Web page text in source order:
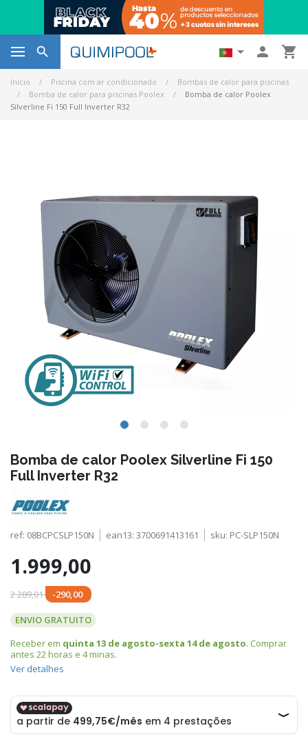
   
Início Piscina com ar condicionado
Bombas de calor para piscinas
Bomba de calor para piscinas Poolex
Bomba de calor Poolex
Silverline Fi 150 Full Inverter R32
Bomba de calor Poolex Silverline Fi 150
Full Inverter R32
ref: 08BCPCSLP150N ean13: 3700691413161 sku: PC-SLP150N
1.999,00
2 289,01 -290,00
ENVIO GRATUITO
Receber em quinta 13 de agosto-sexta 14 de agosto. Comprar
antes 22 horas e 4 minas.
Ver detalhes